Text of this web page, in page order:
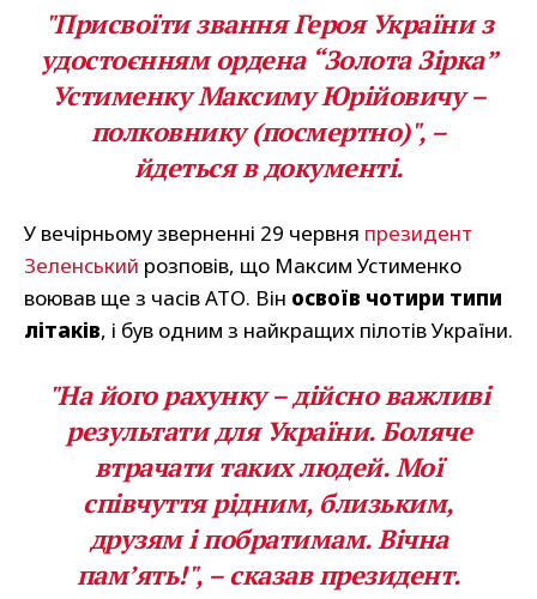
"Присвоїти звання Героя України з
удостоєнням ордена “Золота Зірка”
Устименку Максиму Юрійовичу –
полковнику (посмертно)", –
йдеться в документі.
У вечірньому зверненні 29 червня президент
Зеленський розповів, що Максим Устименко
воював ще з часів АТО. Він освоїв чотири типи
літаків, і був одним з найкращих пілотів України.
"На його рахунку – дійсно важливі
результати для України. Боляче
втрачати таких людей. Мої
співчуття рідним, близьким,
друзям і побратимам. Вічна
пам’ять!", – сказав президент.